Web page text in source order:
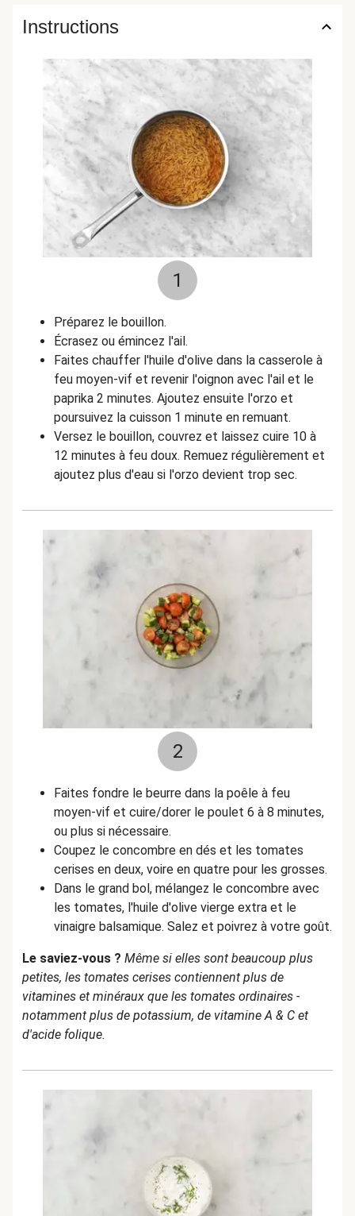
Instructions
1
Préparez le bouillon.
Écrasez ou émincez l'ail.
Faites chauffer l'huile d'olive dans la casserole à
feu moyen-vif et revenir l'oignon avec l'ail et le
paprika 2 minutes. Ajoutez ensuite l'orzo et
poursuivez la cuisson 1 minute en remuant.
Versez le bouillon, couvrez et laissez cuire 10 à
12 minutes à feu doux. Remuez régulièrement et
ajoutez plus d'eau si l'orzo devient trop sec.
2
Faites fondre le beurre dans la poêle à feu
moyen-vif et cuire/dorer le poulet 6 à 8 minutes,
ou plus si nécessaire.
Coupez le concombre en dés et les tomates
cerises en deux, voire en quatre pour les grosses.
Dans le grand bol, mélangez le concombre avec
les tomates, l'huile d'olive vierge extra et le
vinaigre balsamique. Salez et poivrez à votre goût.
Le saviez-vous ? Même si elles sont beaucoup plus
petites, les tomates cerises contiennent plus de
vitamines et minéraux que les tomates ordinaires -
notamment plus de potassium, de vitamine A & C et
d'acide folique.